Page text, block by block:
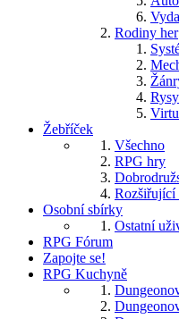
Rodiny her
Žebříček
Všechno
RPG hry
Rozšiřující
Osobní sbírky
Ostatní
RPG Fórum
Zapojte se!
RPG Kuchyně